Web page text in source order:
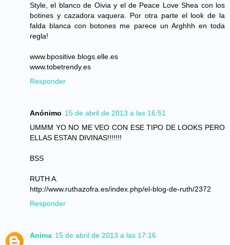
Style, el blanco de Oivia y el de Peace Love Shea con los
botines y cazadora vaquera. Por otra parte el look de la
falda blanca con botones me parece un Arghhh en toda
regla!
www.bpositive.blogs.elle.es
www.tobetrendy.es
Responder
Anónimo 15 de abril de 2013 a las 16:51
UMMM YO NO ME VEO CON ESE TIPO DE LOOKS PERO
ELLAS ESTAN DIVINAS!!!!!!!
BSS
RUTH A.
http://www.ruthazofra.es/index.php/el-blog-de-ruth/2372
Responder
Anima 15 de abril de 2013 a las 17:16